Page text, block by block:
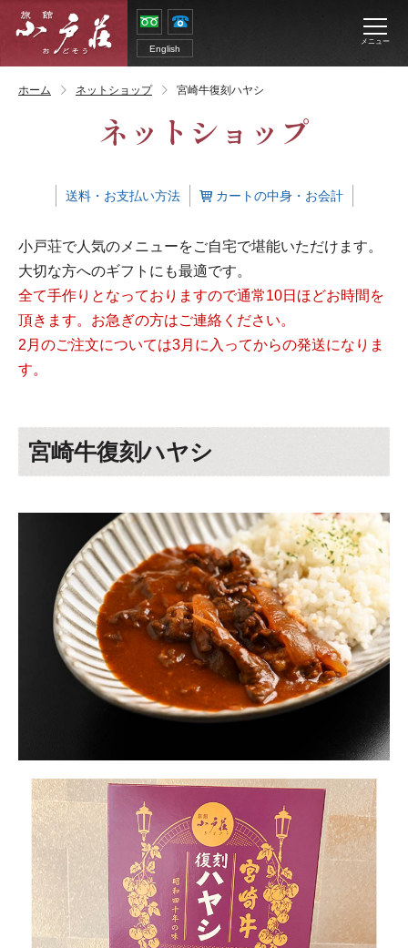
English
メニュー
ホーム ネットショップ 宮崎牛復刻ハヤシ
ネットショップ
送料・お支払い方法 カートの中身・お会計
小戸荘で人気のメニューをご自宅で堪能いただけます。
大切な方へのギフトにも最適です。
全て手作りとなっておりますので通常10日ほどお時間を
頂きます。お急ぎの方はご連絡ください。
2月のご注文については3月に入ってからの発送になりま
す。
宮崎牛復刻ハヤシ